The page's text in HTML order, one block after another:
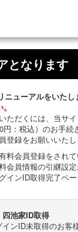
となります
ューアルをいたし
ただくには、当サ
：税込）のお手続
登録をお願いいたし
料会員登録をされ
会員情報の引継設定
インID取得完了ペ
四池家ID取得
インID未取得のお客